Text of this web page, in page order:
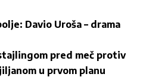
Davio Uroša – drama
pred meč protiv
u prvom planu